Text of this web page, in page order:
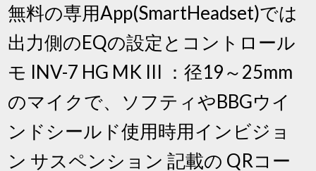
無料の専用App(SmartHeadset)では
出力側のEQの設定とコントロール
モ INV-7 HG MK III ：径19～25mm
のマイクで、ソフティやBBGウイ
ンドシールド使用時用インビジョ
ン サスペンション 記載の QRコー